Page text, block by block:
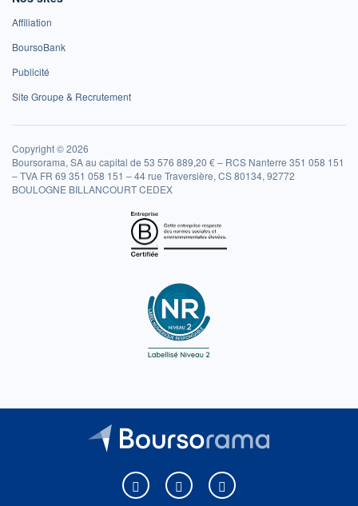
Affiliation
BoursoBank
Publicité
Site Groupe & Recrutement
Copyright © 2026
Boursorama, SA au capital de 53 576 889,20 € – RCS Nanterre 351 058 151
– TVA FR 69 351 058 151 – 44 rue Traversière, CS 80134, 92772
BOULOGNE BILLANCOURT CEDEX
Boursorama sur Facebook
Boursorama sur XBoursorama sur